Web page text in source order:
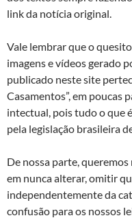
link da notícia original.
Vale lembrar que o
imagens e vídeos gerado
publicado neste site
Casamentos”, em poucas
intectual, pois tudo o que
pela legislação brasileira
De nossa parte,
em nunca alterar, omitir
independentemente da
confusão para os nossos